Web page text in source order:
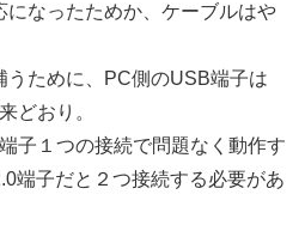
になったためか、ケーブルはや
うために、PC側のUSB端子は
どおり。
子１つの接続で問題なく動作す
端子だと２つ接続する必要があ